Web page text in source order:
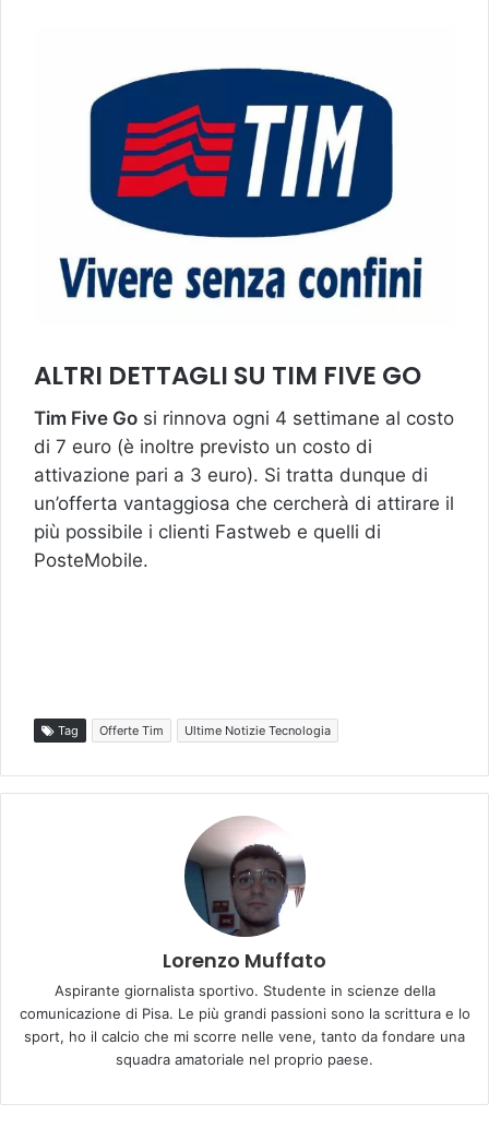
ALTRI DETTAGLI SU TIM FIVE GO
Tim Five Go si rinnova ogni 4 settimane al costo
di 7 euro (è inoltre previsto un costo di
attivazione pari a 3 euro). Si tratta dunque di
un’offerta vantaggiosa che cercherà di attirare il
più possibile i clienti Fastweb e quelli di
PosteMobile.
Tag Offerte Tim Ultime Notizie Tecnologia
Lorenzo Muffato
Aspirante giornalista sportivo. Studente in scienze della
comunicazione di Pisa. Le più grandi passioni sono la scrittura e lo
sport, ho il calcio che mi scorre nelle vene, tanto da fondare una
squadra amatoriale nel proprio paese.